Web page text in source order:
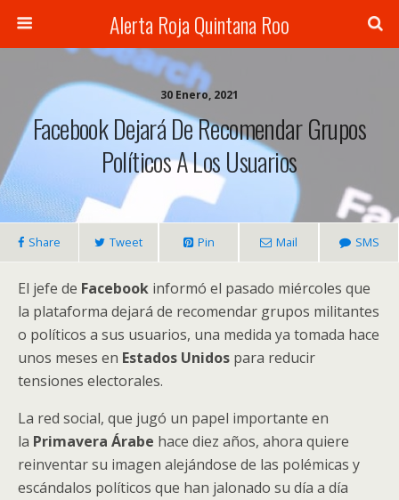
Alerta Roja Quintana Roo
30 Enero, 2021
Facebook Dejará De Recomendar Grupos
Políticos A Los Usuarios
Share Tweet Pin Mail SMS
El jefe de Facebook informó el pasado miércoles que
la plataforma dejará de recomendar grupos militantes
o políticos a sus usuarios, una medida ya tomada hace
unos meses en Estados Unidos para reducir
tensiones electorales.
La red social, que jugó un papel importante en
la Primavera Árabe hace diez años, ahora quiere
reinventar su imagen alejándose de las polémicas y
escándalos políticos que han jalonado su día a día